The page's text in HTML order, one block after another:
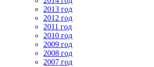
2013 год
2012 год
2011 год
2010 год
2009 год
2008 год
2007 год